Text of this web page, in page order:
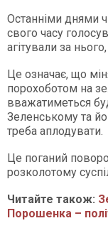
Останніми днями
свого часу
агітували за
Це означає, що
порохоботом на
вважатиметься
Зеленському та
треба аплодувати.
Це поганий
розколотому
Читайте також:
Порошенка –